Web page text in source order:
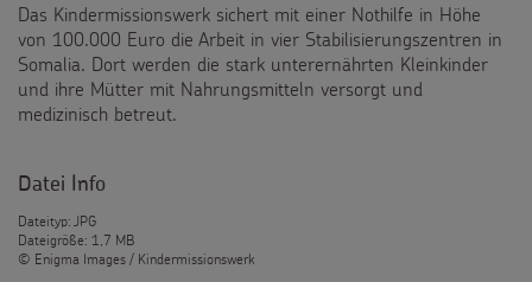
Das Kindermissionswerk sichert mit einer Nothilfe in Höhe
von 100.000 Euro die Arbeit in vier Stabilisierungszentren in
Somalia. Dort werden die stark unterernährten Kleinkinder
und ihre Mütter mit Nahrungsmitteln versorgt und
medizinisch betreut.
Datei Info
Dateityp: JPG
Dateigröße: 1,7 MB
© Enigma Images / Kindermissionswerk